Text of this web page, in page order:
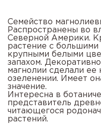
Семейство
Распространены во
Северной Америки.
растение с
крупными белыми
запахом.
магнолии сделали ее
озеленении. Имеет
значение.
Интересна в
представитель
читающегося
растений.